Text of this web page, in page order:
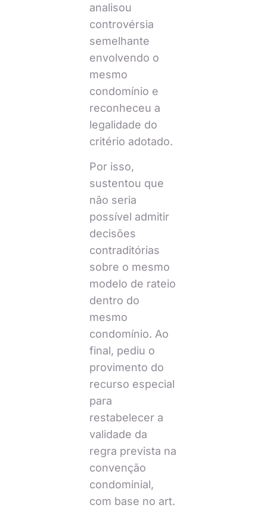
analisou
controvérsia
semelhante
envolvendo o
mesmo
condomínio e
reconheceu a
legalidade do
critério adotado.
Por isso,
sustentou que
não seria
possível admitir
decisões
contraditórias
sobre o mesmo
modelo de rateio
dentro do
mesmo
condomínio. Ao
final, pediu o
provimento do
recurso especial
para
restabelecer a
validade da
regra prevista na
convenção
condominial,
com base no art.